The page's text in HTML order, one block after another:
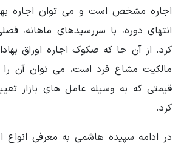
اجاره مشخص است و می توان اجاره بها
انتهای دوره، با سررسیدهای ماهانه،
کرد. از آن جا که صکوک اجاره اوراق
مالکیت مشاع فرد است، می توان آن را
قیمتی که به وسیله عامل های بازار
کرد.
در ادامه سپیده هاشمی به معرفی انواع